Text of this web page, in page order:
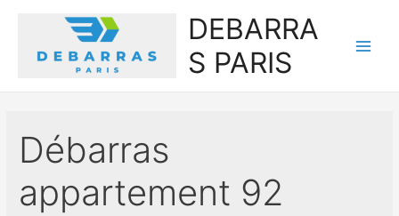
DEBARRA
S PARIS
Débarras
appartement 92